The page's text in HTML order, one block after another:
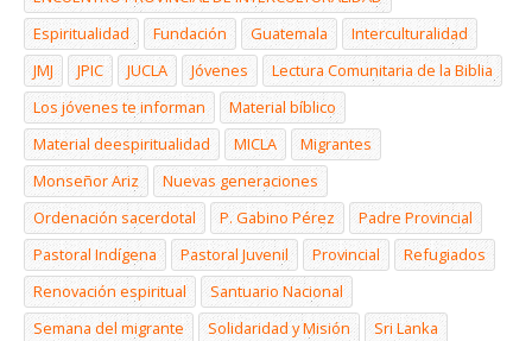
Espiritualidad
Fundación Guatemala
Interculturalidad
JMJ
JPIC JUCLA Jóvenes
Lectura Comunitaria de la Biblia
Los jóvenes te informan
Material bíblico
Material deespiritualidad
MICLA
Migrantes
Monseñor Ariz
Nuevas generaciones
Ordenación sacerdotal
P. Gabino Pérez
Padre Provincial
Pastoral Indígena
Pastoral Juvenil Provincial
Refugiados
Renovación espiritual
Santuario Nacional
Semana del migrante
Solidaridad y Misión
Sri Lanka